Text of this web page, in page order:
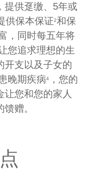
提供趸缴、5年或
供保本保证2和保
，同时每五年将
您追求理想的生
开支以及子女的
晚期疾病4
，您的
让您和您的家人
赠。